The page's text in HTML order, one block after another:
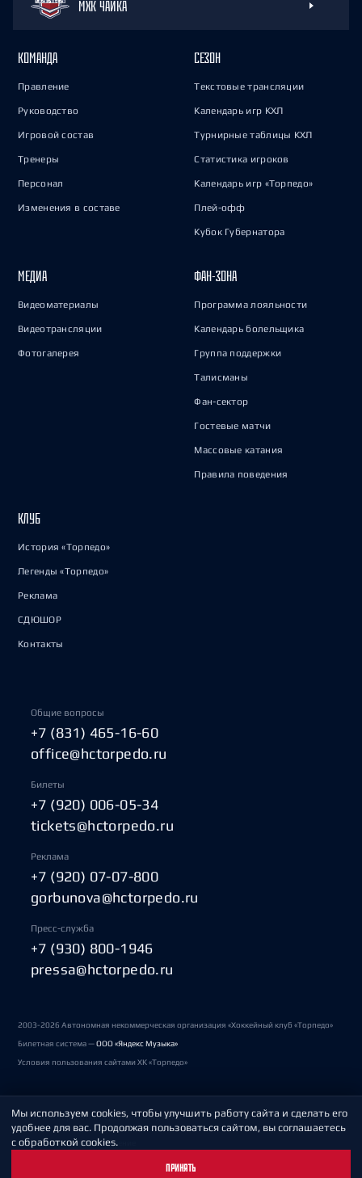
МХК ЧАЙКА
КОМАНДА
Правление
Руководство
Игровой состав
Тренеры
Персонал
Изменения в составе
СЕЗОН
Текстовые трансляции
Календарь игр КХЛ
Турнирные таблицы КХЛ
Статистика игроков
Календарь игр «Торпедо»
Плей-офф
Кубок Губернатора
МЕДИА
Видеоматериалы
Видеотрансляции
Фотогалерея
ФАН-ЗОНА
Программа лояльности
Календарь болельщика
Группа поддержки
Талисманы
Фан-сектор
Гостевые матчи
Массовые катания
Правила поведения
КЛУБ
История «Торпедо»
Легенды «Торпедо»
Реклама
СДЮШОР
Контакты
Общие вопросы
+7 (831) 465-16-60
office@hctorpedo.ru
Билеты
+7 (920) 006-05-34
tickets@hctorpedo.ru
Реклама
+7 (920) 07-07-800
gorbunova@hctorpedo.ru
Пресс-служба
+7 (930) 800-1946
pressa@hctorpedo.ru
2003-2026 Автономная некоммерческая организация «Хоккейный клуб «Торпедо»
Билетная система —ООО «Яндекс Музыка»
Условия пользования сайтами ХК «Торпедо»
Политика обработки персональных данных
Пользовательское соглашение
Мы используем cookies, чтобы улучшить работу сайта и сделать его
удобнее для вас. Продолжая пользоваться сайтом, вы соглашаетесь
с обработкой cookies.
ПРИНЯТЬ